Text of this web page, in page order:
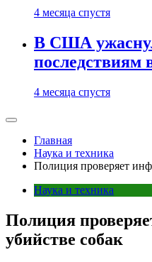
4 месяца спустя
В США
последствиям
4 месяца спустя
Главная
Наука и техника
Полиция проверяет
Наука и техника
Полиция
убийстве собак